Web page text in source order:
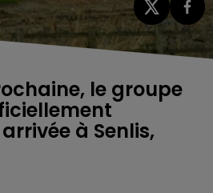
le groupe
à Senlis,